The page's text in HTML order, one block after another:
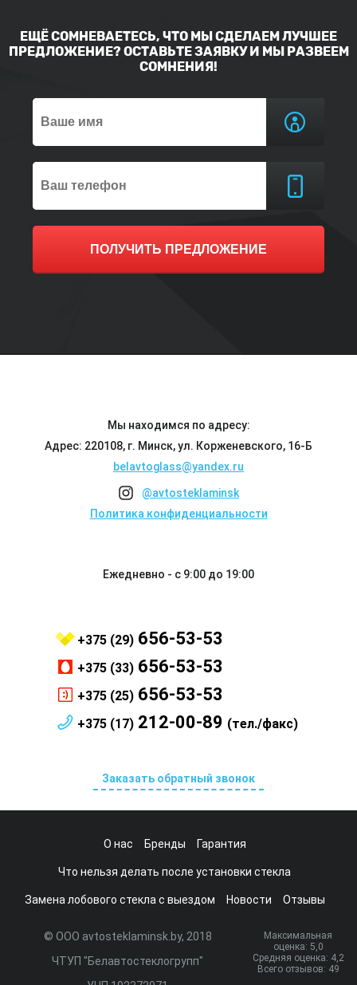
ЕЩЁ СОМНЕВАЕТЕСЬ, ЧТО МЫ СДЕЛАЕМ ЛУЧШЕЕ
ПРЕДЛОЖЕНИЕ? ОСТАВЬТЕ ЗАЯВКУ И МЫ РАЗВЕЕМ
СОМНЕНИЯ!
ПОЛУЧИТЬ ПРЕДЛОЖЕНИЕ
Мы находимся по адресу:
Адрес: 220108, г. Минск, ул. Корженевского, 16-Б
belavtoglass@yandex.ru
@avtosteklaminsk
Политика конфиденциальности
Ежедневно - с 9:00 до 19:00
+375 (29) 656-53-53
+375 (33) 656-53-53
+375 (25) 656-53-53
+375 (17) 212-00-89 (тел./факс)
Заказать обратный звонок
О нас Бренды Гарантия
Что нельзя делать после установки стекла
Замена лобового стекла с выездом Новости Отзывы
© ООО avtosteklaminsk.by, 2018
ЧТУП "Белавтостеклогрупп"
Максимальная
оценка: 5,0
Средняя оценка: 4,2
Всего отзывов: 49